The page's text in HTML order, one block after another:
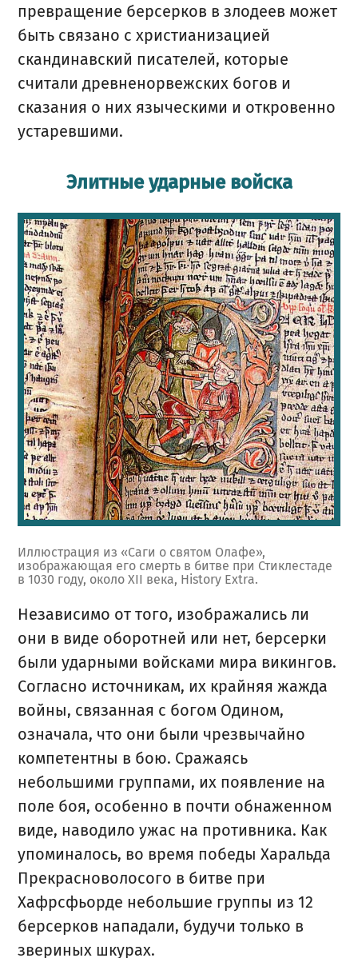
превращение берсерков в злодеев может
быть связано с христианизацией
скандинавский писателей, которые
считали древненорвежских богов и
сказания о них языческими и откровенно
устаревшими.
Элитные ударные войска
Иллюстрация из «Саги о святом Олафе»,
изображающая его смерть в битве при Стиклестаде
в 1030 году, около XII века, History Extra.
Независимо от того, изображались ли
они в виде оборотней или нет, берсерки
были ударными войсками мира викингов.
Согласно источникам, их крайняя жажда
войны, связанная с богом Одином,
означала, что они были чрезвычайно
компетентны в бою. Сражаясь
небольшими группами, их появление на
поле боя, особенно в почти обнаженном
виде, наводило ужас на противника. Как
упоминалось, во время победы Харальда
Прекрасноволосого в битве при
Хафрсфьорде небольшие группы из 12
берсерков нападали, будучи только в
звериных шкурах.